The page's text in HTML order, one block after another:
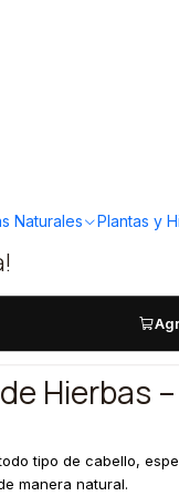
Naturales Plantas y
Hierbas
tipo de cabello,
manera natural.